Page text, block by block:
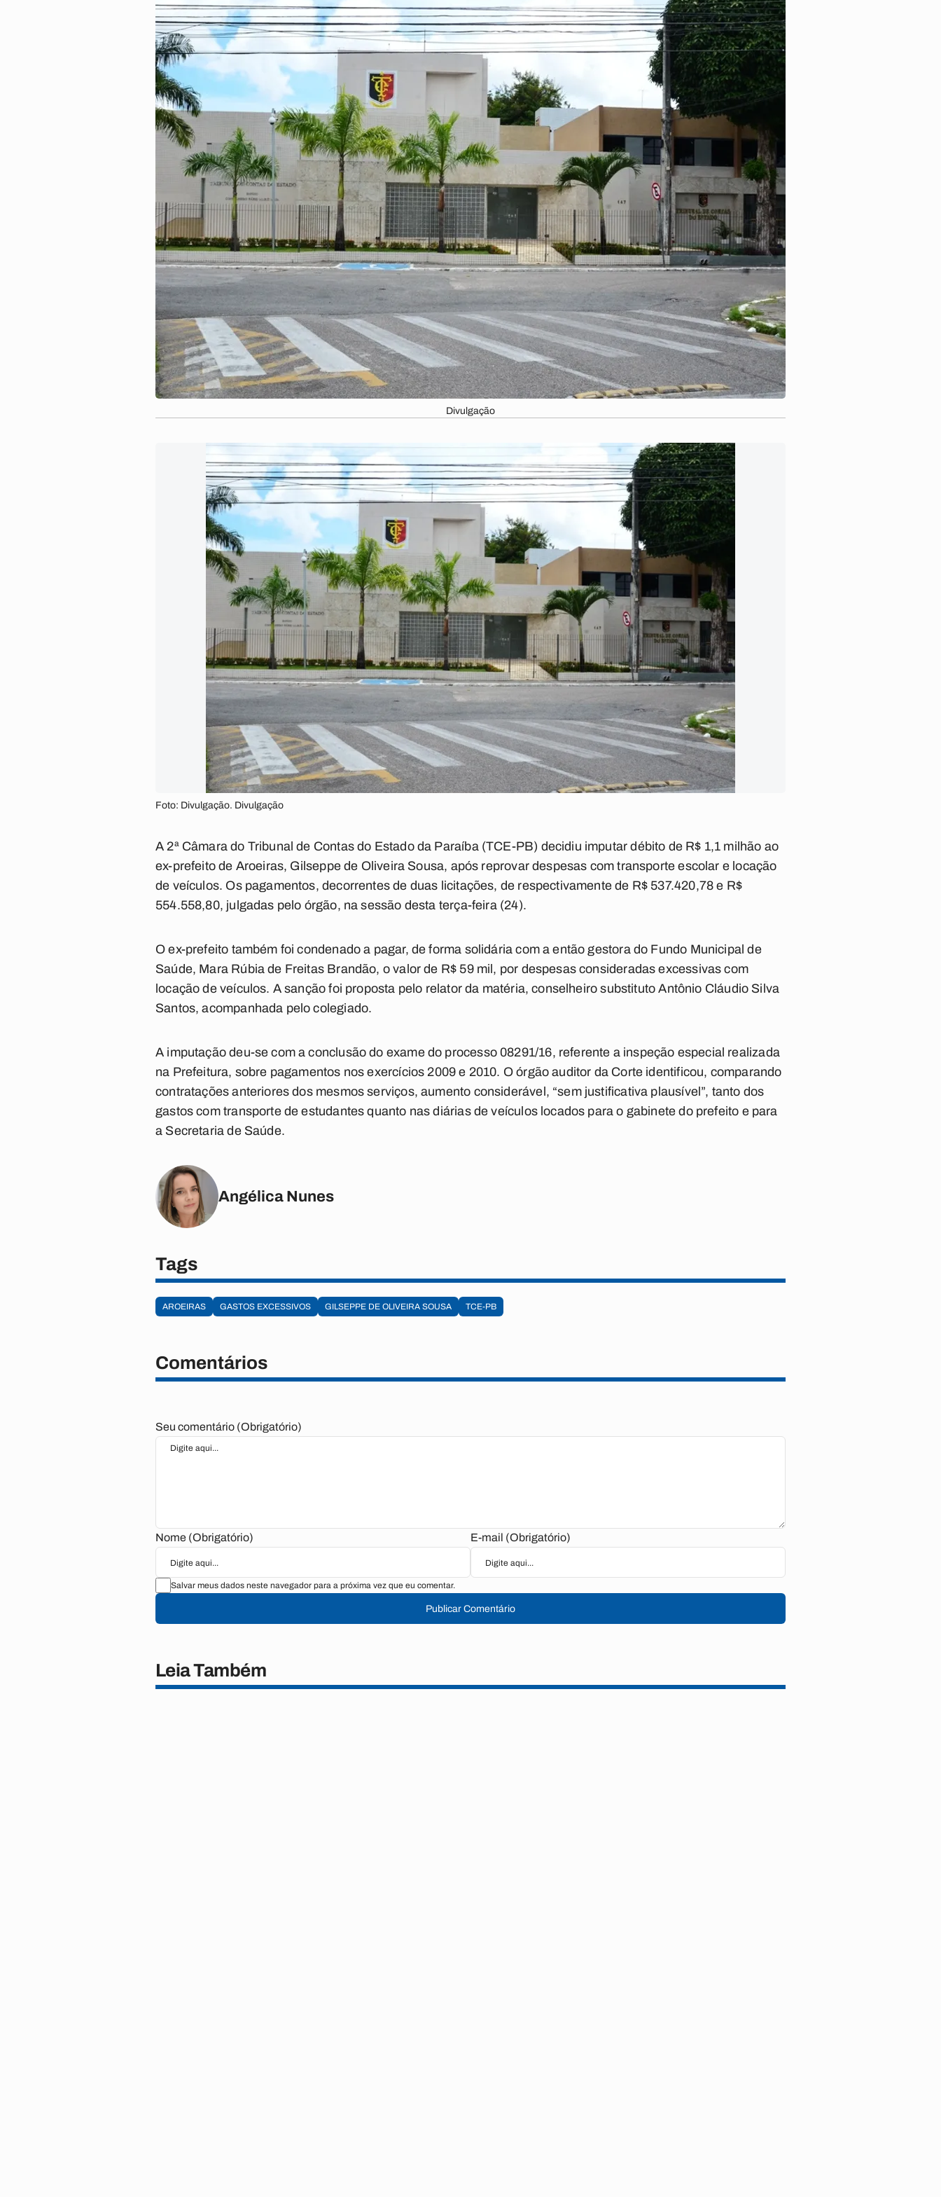
Divulgação
Foto: Divulgação. Divulgação
A 2ª Câmara do Tribunal de Contas do Estado da Paraíba (TCE-PB) decidiu imputar débito de R$ 1,1 milhão ao
ex-prefeito de Aroeiras, Gilseppe de Oliveira Sousa, após reprovar despesas com transporte escolar e locação
de veículos. Os pagamentos, decorrentes de duas licitações, de respectivamente de R$ 537.420,78 e R$
554.558,80, julgadas pelo órgão, na sessão desta terça-feira (24).
O ex-prefeito também foi condenado a pagar, de forma solidária com a então gestora do Fundo Municipal de
Saúde, Mara Rúbia de Freitas Brandão, o valor de R$ 59 mil, por despesas consideradas excessivas com
locação de veículos. A sanção foi proposta pelo relator da matéria, conselheiro substituto Antônio Cláudio Silva
Santos, acompanhada pelo colegiado.
A imputação deu-se com a conclusão do exame do processo 08291/16, referente a inspeção especial realizada
na Prefeitura, sobre pagamentos nos exercícios 2009 e 2010. O órgão auditor da Corte identificou, comparando
contratações anteriores dos mesmos serviços, aumento considerável, “sem justificativa plausível”, tanto dos
gastos com transporte de estudantes quanto nas diárias de veículos locados para o gabinete do prefeito e para
a Secretaria de Saúde.
Angélica Nunes
Tags
AROEIRAS GASTOS EXCESSIVOS GILSEPPE DE OLIVEIRA SOUSA TCE-PB
Comentários
Seu comentário (Obrigatório)
Nome (Obrigatório) E-mail (Obrigatório)
Salvar meus dados neste navegador para a próxima vez que eu comentar.
Publicar Comentário
Leia Também